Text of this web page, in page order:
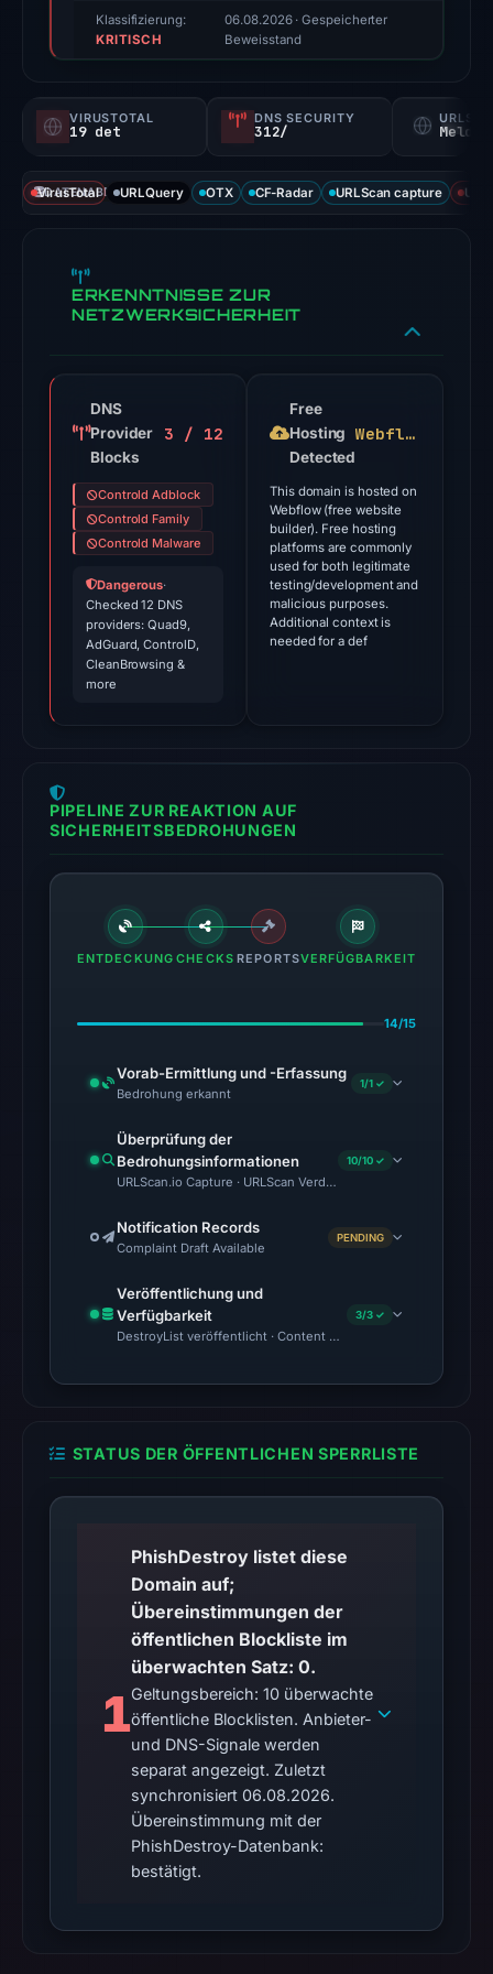
score,
probability).
Threat
19
engines
the
Jul
2026
at
18:45
Aug
2026
at
01:01
UTC,
unavailable
at
checked
location.
does
establish
the
cause.
Other
No
blocklist
were
recorded
in
the
snapshot
from
Aug
6,
2026
at
18:20
UTC.
Klassifizierung:
KRITISCH
06.08.2026· Gespeicherter
Beweisstand
VIRUSTOTAL
19 det
DNS SECURITY
312/
DATENABDECKUNG
VirusTotal URLQuery OTX CF-Radar URLScan capture
ERKENNTNISSE ZUR
NETZWERKSICHERHEIT
DNS
Provider
Blocks
3 / 12
Controld Adblock
Controld Family
Controld Malware
Dangerous·
Checked 12 DNS
providers: Quad9,
AdGuard, ControlD,
CleanBrowsing &
more
Free
Hosting
Detected
Webflow
This domain is hosted on
Webflow (free website
builder). Free hosting
platforms are commonly
used for both legitimate
testing/development and
malicious purposes.
Additional context is
needed for a def
PIPELINE ZUR REAKTION AUF
SICHERHEITSBEDROHUNGEN
ENTDECKUNG CHECKS REPORTSVERFÜGBARKEIT
14/15
Vorab-Ermittlung und -Erfassung
Bedrohung erkannt
1/1 ✓
Überprüfung der
Bedrohungsinformationen
URLScan.io Capture · URLScan Verdict · Cloudflare Radar
10/10 ✓
Notification Records
Complaint Draft Available
PENDING
Veröffentlichung und
Verfügbarkeit
DestroyList veröffentlicht · Content Observed Unavailable ·
3/3 ✓
STATUS DER ÖFFENTLICHEN SPERRLISTE
1
PhishDestroy listet diese
Domain auf;
Übereinstimmungen der
öffentlichen Blockliste im
überwachten Satz: 0.
Geltungsbereich: 10 überwachte
öffentliche Blocklisten. Anbieter-
und DNS-Signale werden
separat angezeigt. Zuletzt
synchronisiert 06.08.2026.
Übereinstimmung mit der
PhishDestroy-Datenbank:
bestätigt.